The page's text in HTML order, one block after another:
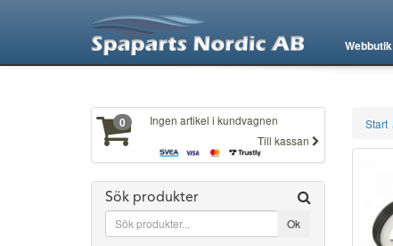
Webbutik
0
Ingen artikel i kundvagnen
Till kassan
Sök produkter
Start